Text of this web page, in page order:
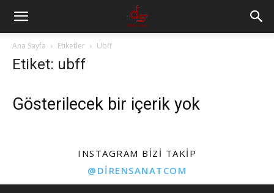
Ana Sayfa Etiketler Ubff
Etiket: ubff
Gösterilecek bir içerik yok
INSTAGRAM BIZI TAKIP
@DIRENSANATCOM